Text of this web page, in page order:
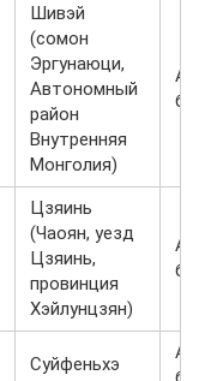
Шивэй
(сомон
Эргунаюци,
Автономный
район
Внутренняя
Монголия)
Цзяинь
(Чаоян, уезд
Цзяинь,
провинция
Хэйлунцзян)
Суйфеньхэ